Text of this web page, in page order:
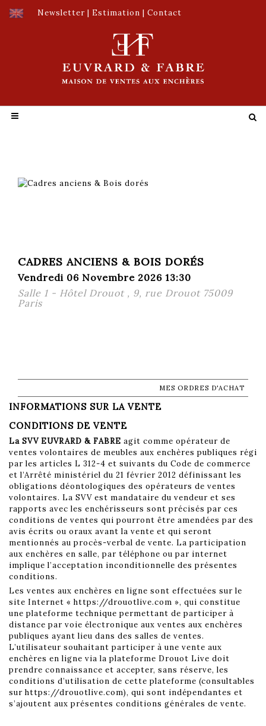
Newsletter | Estimation | Contact
CADRES ANCIENS & BOIS DORÉS
Vendredi 06 Novembre 2026 13:30
Salle 1 - Hôtel Drouot , 9, rue Drouot 75009
Paris
MES ORDRES D'ACHAT
INFORMATIONS SUR LA VENTE
CONDITIONS DE VENTE
La SVV EUVRARD & FABRE agit comme opérateur de
ventes volontaires de meubles aux enchères publiques régi
par les articles L 312-4 et suivants du Code de commerce
et l’Arrêté ministériel du 21 février 2012 définissant les
obligations déontologiques des opérateurs de ventes
volontaires. La SVV est mandataire du vendeur et ses
rapports avec les enchérisseurs sont précisés par ces
conditions de ventes qui pourront être amendées par des
avis écrits ou oraux avant la vente et qui seront
mentionnés au procès-verbal de vente. La participation
aux enchères en salle, par téléphone ou par internet
implique l’acceptation inconditionnelle des présentes
conditions.
Les ventes aux enchères en ligne sont effectuées sur le
site Internet « https://drouotlive.com », qui constitue
une plateforme technique permettant de participer à
distance par voie électronique aux ventes aux enchères
publiques ayant lieu dans des salles de ventes.
L’utilisateur souhaitant participer à une vente aux
enchères en ligne via la plateforme Drouot Live doit
prendre connaissance et accepter, sans réserve, les
conditions d’utilisation de cette plateforme (consultables
sur https://drouotlive.com), qui sont indépendantes et
s’ajoutent aux présentes conditions générales de vente.